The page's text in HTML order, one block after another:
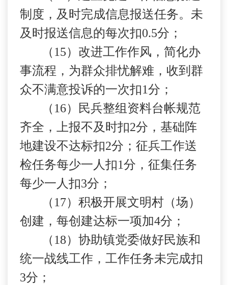
制度，及时完成信息报送任务。未
及时报送信息的每次扣0.5分；
（ 15）改进工作作风，简化办
事流程，为群众排忧解难，收到群
众不满意投诉的一次扣1分；
（ 16）民兵整组资料台帐规范
齐全，上报不及时扣2分，基础阵
地建设不达标扣2分；征兵工作送
检任务每少一人扣1分，征集任务
每少一人扣3分；
（ 17）积极开展文明村（场）
创建，每创建达标一项加4分；
（ 18）协助镇党委做好民族和
统一战线工作，工作任务未完成扣
3分；